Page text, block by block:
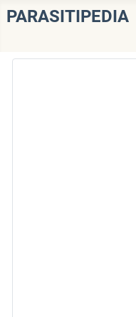
PARASITIPEDIA